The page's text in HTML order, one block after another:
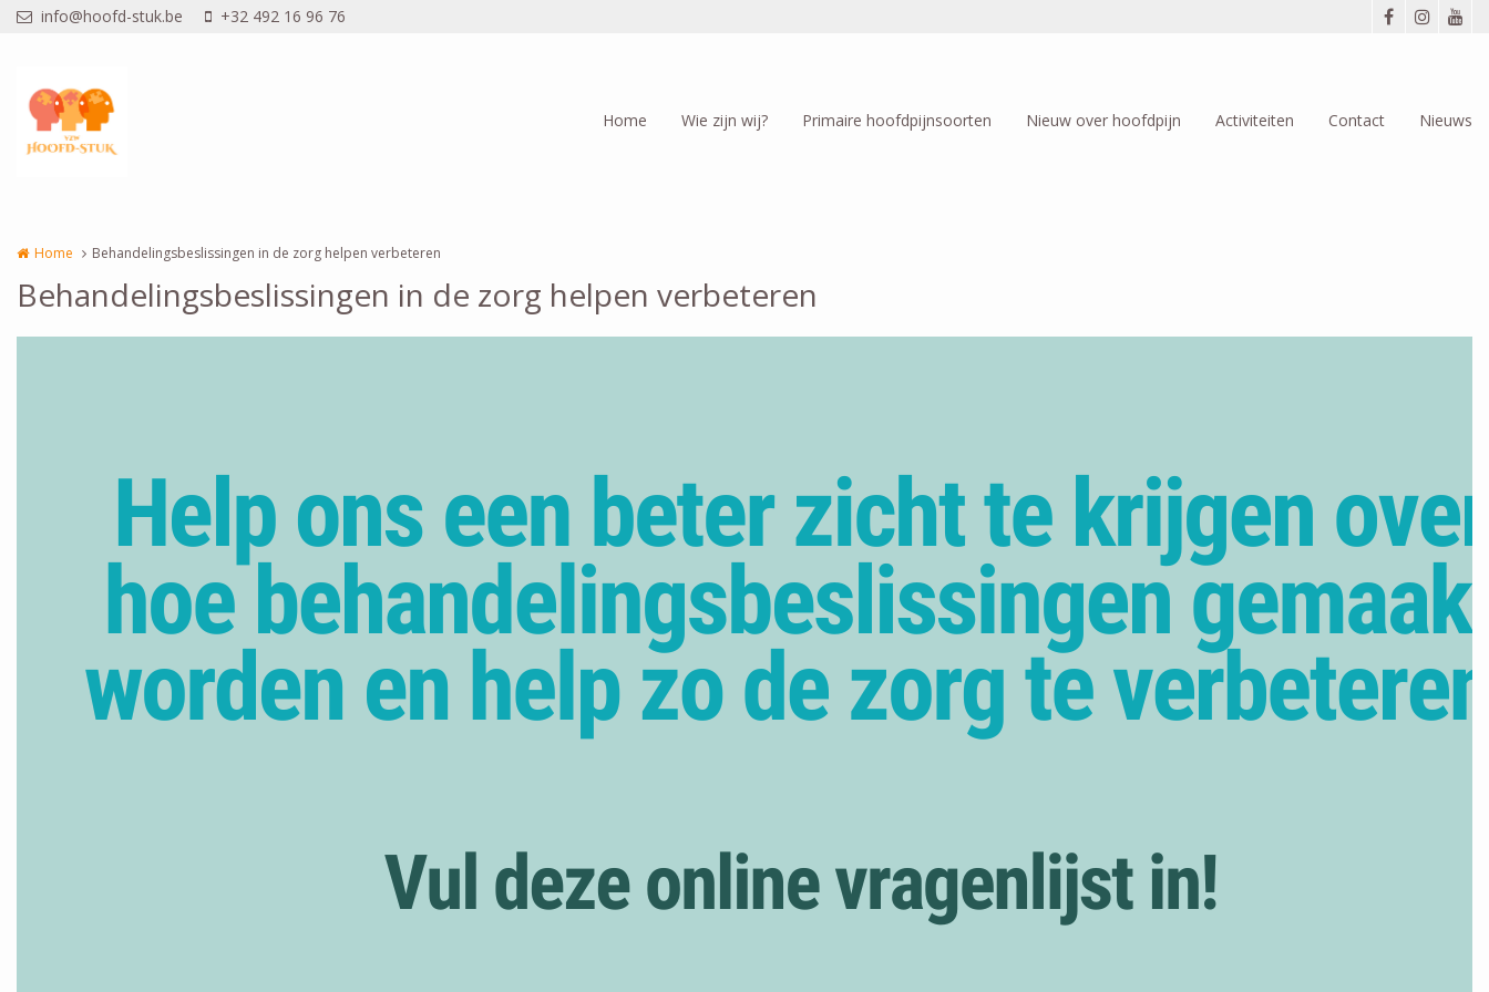
Overslaan en naar de inhoud gaan
info@hoofd-stuk.be +32 492 16 96 76
Home Wie zijn wij? Primaire hoofdpijnsoorten Nieuw over hoofdpijn Activiteiten Contact Nieuws
Home Behandelingsbeslissingen in de zorg helpen verbeteren
Behandelingsbeslissingen in de zorg helpen verbeteren